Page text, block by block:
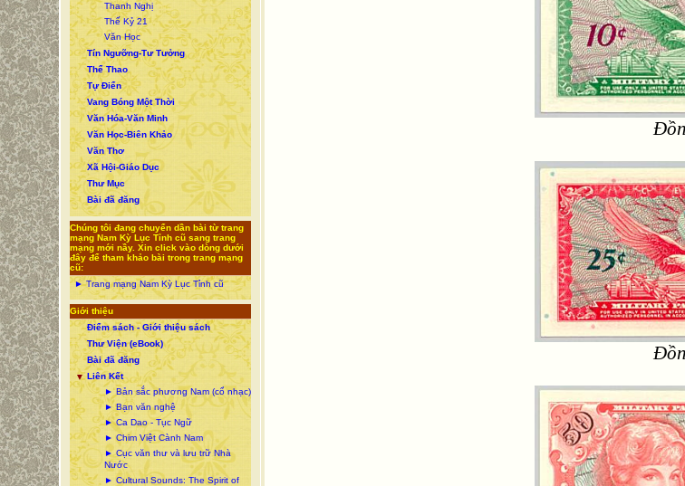
Thanh Nghị
Thế Kỷ 21
Văn Học
Tín Ngưỡng-Tư Tưởng
Thể Thao
Tự Điển
Vang Bóng Một Thời
Văn Hóa-Văn Minh
Văn Học-Biên Khảo
Văn Thơ
Xã Hội-Giáo Dục
Thư Mục
Bài đã đăng
Chúng tôi đang chuyển dần bài từ trang
mạng Nam Kỳ Lục Tỉnh cũ sang trang
mạng mới nầy. Xin click vào dòng dưới
đây để tham khảo bài trong trang mạng
cũ:
► Trang mạng Nam Kỳ Lục Tỉnh cũ
Giới thiệu
Điểm sách - Giới thiệu sách
Thư Viện (eBook)
Bài đã đăng
▼ Liên Kết
► Bản sắc phương Nam (cổ nhạc)
► Bạn văn nghệ
► Ca Dao - Tục Ngữ
► Chim Việt Cành Nam
► Cục văn thư và lưu trữ Nhà
Nước
► Cultural Sounds: The Spirit of